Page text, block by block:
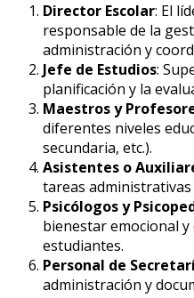
Director Escolar: El
responsable de la
administración y
Jefe de Estudios:
planificación y la
Maestros y
diferentes niveles
secundaria, etc.).
Asistentes o
tareas administrativas
Psicólogos y
bienestar emocional
estudiantes.
Personal de
administración y